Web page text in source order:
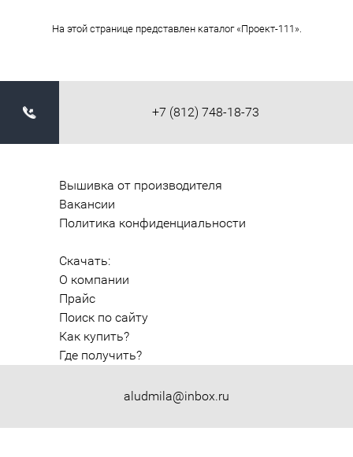
На этой странице представлен каталог «Проект-111».
+7 (812) 748-18-73
aludmila@inbox.ru
Вышивка от производителя
Вакансии
Политика конфиденциальности
Скачать:
О компании
Прайс
Поиск по сайту
Как купить?
Где получить?